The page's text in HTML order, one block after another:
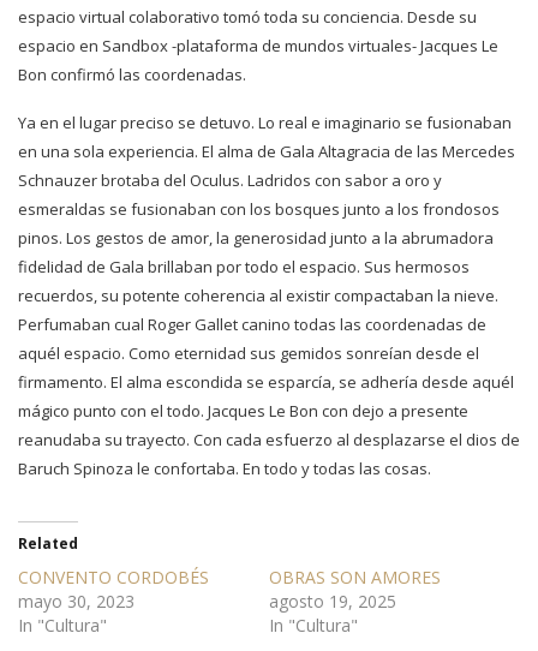
espacio virtual colaborativo tomó toda su conciencia. Desde su
espacio en Sandbox -plataforma de mundos virtuales- Jacques Le
Bon confirmó las coordenadas.
Ya en el lugar preciso se detuvo. Lo real e imaginario se fusionaban
en una sola experiencia. El alma de Gala Altagracia de las Mercedes
Schnauzer brotaba del Oculus. Ladridos con sabor a oro y
esmeraldas se fusionaban con los bosques junto a los frondosos
pinos. Los gestos de amor, la generosidad junto a la abrumadora
fidelidad de Gala brillaban por todo el espacio. Sus hermosos
recuerdos, su potente coherencia al existir compactaban la nieve.
Perfumaban cual Roger Gallet canino todas las coordenadas de
aquél espacio. Como eternidad sus gemidos sonreían desde el
firmamento. El alma escondida se esparcía, se adhería desde aquél
mágico punto con el todo. Jacques Le Bon con dejo a presente
reanudaba su trayecto. Con cada esfuerzo al desplazarse el dios de
Baruch Spinoza le confortaba. En todo y todas las cosas.
Related
CONVENTO CORDOBÉS
mayo 30, 2023
In "Cultura"
OBRAS SON AMORES
agosto 19, 2025
In "Cultura"